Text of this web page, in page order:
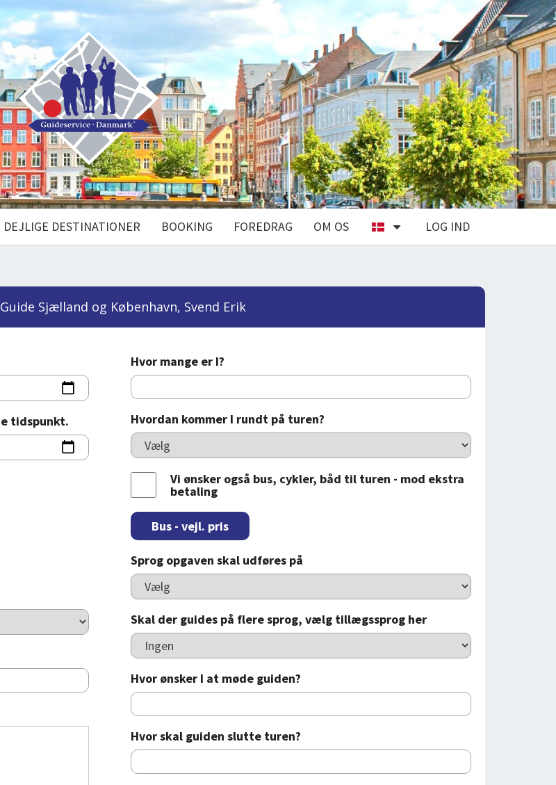
DEJLIGE DESTINATIONER BOOKING FOREDRAG OM OS LOG IND
Sjælland og København, Svend Erik
tidspunkt.
Hvor mange er I?
Hvordan kommer I rundt på turen?
Vi ønsker også bus, cykler, båd til turen - mod ekstra
betaling
Bus - vejl. pris
Sprog opgaven skal udføres på
Skal der guides på flere sprog, vælg tillægssprog her
Hvor ønsker I at møde guiden?
Hvor skal guiden slutte turen?